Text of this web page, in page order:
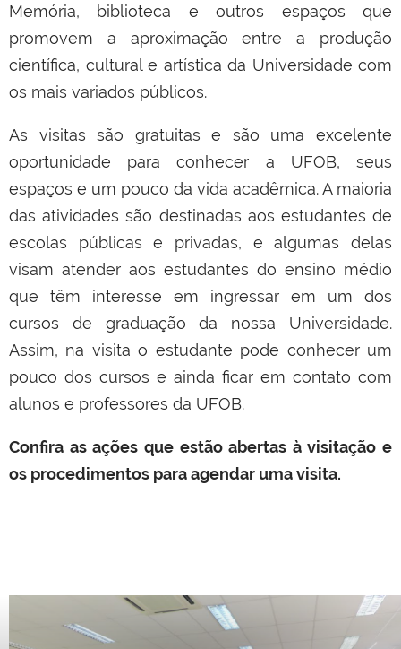
Memória, biblioteca e outros espaços que
promovem a aproximação entre a produção
científica, cultural e artística da Universidade com
os mais variados públicos.
As visitas são gratuitas e são uma excelente
oportunidade para conhecer a UFOB, seus
espaços e um pouco da vida acadêmica. A maioria
das atividades são destinadas aos estudantes de
escolas públicas e privadas, e algumas delas
visam atender aos estudantes do ensino médio
que têm interesse em ingressar em um dos
cursos de graduação da nossa Universidade.
Assim, na visita o estudante pode conhecer um
pouco dos cursos e ainda ficar em contato com
alunos e professores da UFOB.
Confira as ações que estão abertas à visitação e
os procedimentos para agendar uma visita.